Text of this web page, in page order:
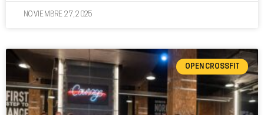
NOVIEMBRE 27, 2025
OPEN CROSSFIT